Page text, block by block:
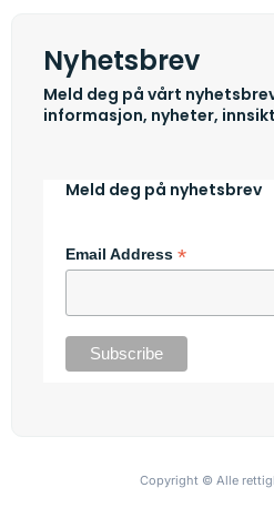
Nyhetsbrev
Meld deg på vårt
informasjon, nyheter,
Meld deg på nyhetsbrev
Email Address *
Copyright © Alle